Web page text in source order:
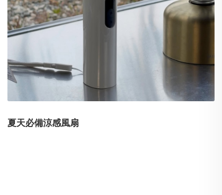
夏天必備涼感風扇